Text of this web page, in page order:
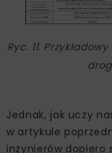
Ryc. 11.
Jednak, jak uczy
w artykule
inżynierów dopiero